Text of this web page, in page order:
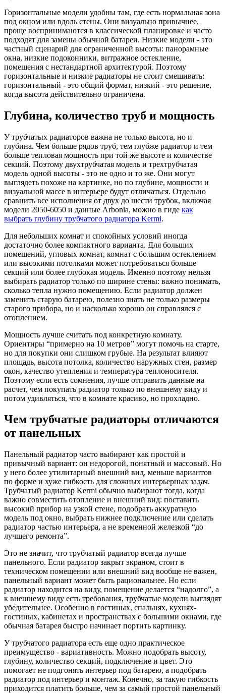
Горизонтальные модели удобны там, где есть нормальная зона
под окном или вдоль стены. Они визуально привычнее,
проще воспринимаются в классической планировке и часто
подходят для замены обычной батареи. Низкие модели - это
частный сценарий для ограниченной высоты: панорамные
окна, низкие подоконники, витражное остекление,
помещения с нестандартной архитектурой. Поэтому
горизонтальные и низкие радиаторы не стоит смешивать:
горизонтальный - это общий формат, низкий - это решение,
когда высота действительно ограничена.
Глубина, количество труб и мощность
У трубчатых радиаторов важна не только высота, но и
глубина. Чем больше рядов труб, тем глубже радиатор и тем
больше тепловая мощность при той же высоте и количестве
секций. Поэтому двухтрубчатая модель и трехтрубчатая
модель одной высоты - это не одно и то же. Они могут
выглядеть похоже на картинке, но по глубине, мощности и
визуальной массе в интерьере будут отличаться. Отдельно
сравнить все исполнения от двух до шести трубок, включая
модели 2050-6050 и данные Arbonia, можно в гиде как
выбрать глубину трубчатого радиатора Kermi.
Для небольших комнат и спокойных условий иногда
достаточно более компактного варианта. Для больших
помещений, угловых комнат, комнат с большим остеклением
или высокими потолками может потребоваться больше
секций или более глубокая модель. Именно поэтому нельзя
выбирать радиатор только по ширине стены: важно понимать,
сколько тепла нужно помещению. Если радиатор должен
заменить старую батарею, полезно знать не только размеры
старого прибора, но и насколько хорошо он справлялся с
отоплением.
Мощность лучше считать под конкретную комнату.
Ориентиры “примерно на 10 метров” могут помочь на старте,
но для покупки они слишком грубые. На результат влияют
площадь, высота потолка, количество наружных стен, размер
окон, качество утепления и температура теплоносителя.
Поэтому если есть сомнения, лучше отправить данные на
расчет, чем покупать радиатор только по внешнему виду и
потом удивляться, что в комнате красиво, но прохладно.
Чем трубчатые радиаторы отличаются
от панельных
Панельный радиатор часто выбирают как простой и
привычный вариант: он недорогой, понятный и массовый. Но
у него более утилитарный внешний вид, меньше вариантов
по форме и хуже гибкость для сложных интерьерных задач.
Трубчатый радиатор Kermi обычно выбирают тогда, когда
важно совместить отопление и внешний вид: поставить
высокий прибор на узкой стене, подобрать аккуратную
модель под окно, выбрать нижнее подключение или сделать
радиатор частью интерьера, а не временной железкой “до
лучшего ремонта”.
Это не значит, что трубчатый радиатор всегда лучше
панельного. Если радиатор закрыт экраном, стоит в
техническом помещении или внешний вид вообще не важен,
панельный вариант может быть рациональнее. Но если
радиатор находится на виду, помещение делается “надолго”, а
к внешнему виду есть требования, трубчатые модели выглядят
убедительнее. Особенно в гостиных, спальнях, кухнях-
гостиных, кабинетах и пространствах с большими окнами, где
обычная батарея быстро начинает портить картинку.
У трубчатого радиатора есть еще одно практическое
преимущество - вариативность. Можно подобрать высоту,
глубину, количество секций, подключение и цвет. Это
помогает не подгонять интерьер под батарею, а подобрать
радиатор под интерьер и монтаж. Конечно, за такую гибкость
приходится платить больше, чем за самый простой панельный